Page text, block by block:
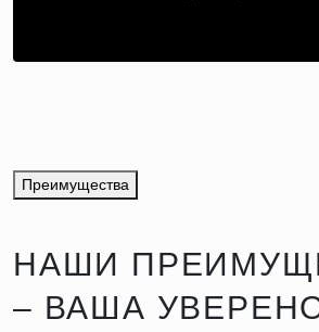
Преимущества
НАШИ
– ВАША